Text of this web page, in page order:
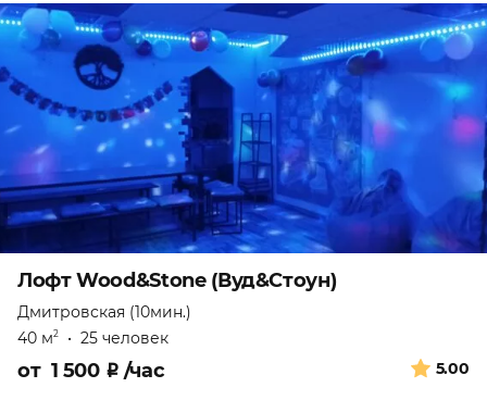
Лофт Wood&Stone (Вуд&Стоун)
Дмитровская (10мин.)
40 м2 • 25 человек
5.00
от 1 500 ₽ /час